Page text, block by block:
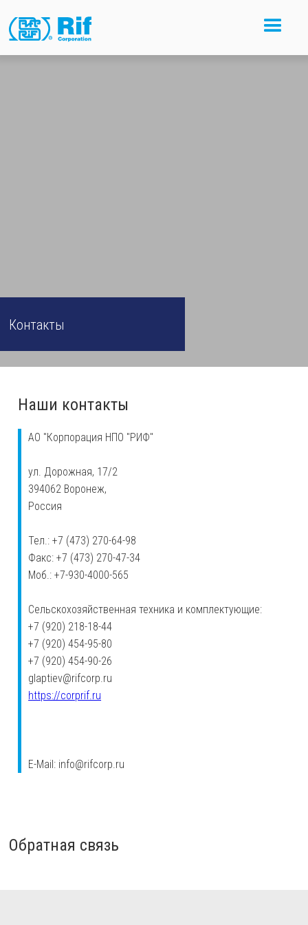
Контакты
Наши контакты
АО "Корпорация НПО "РИФ"
ул. Дорожная, 17/2
394062 Воронеж,
Россия
Тел.: +7 (473) 270-64-98
Факс: +7 (473) 270-47-34
Моб.: +7-930-4000-565
Сельскохозяйственная техника и комплектующие:
+7 (920) 218-18-44
+7 (920) 454-95-80
+7 (920) 454-90-26
glaptiev@rifcorp.ru
https://corprif.ru
E-Mail: info@rifcorp.ru
Обратная связь